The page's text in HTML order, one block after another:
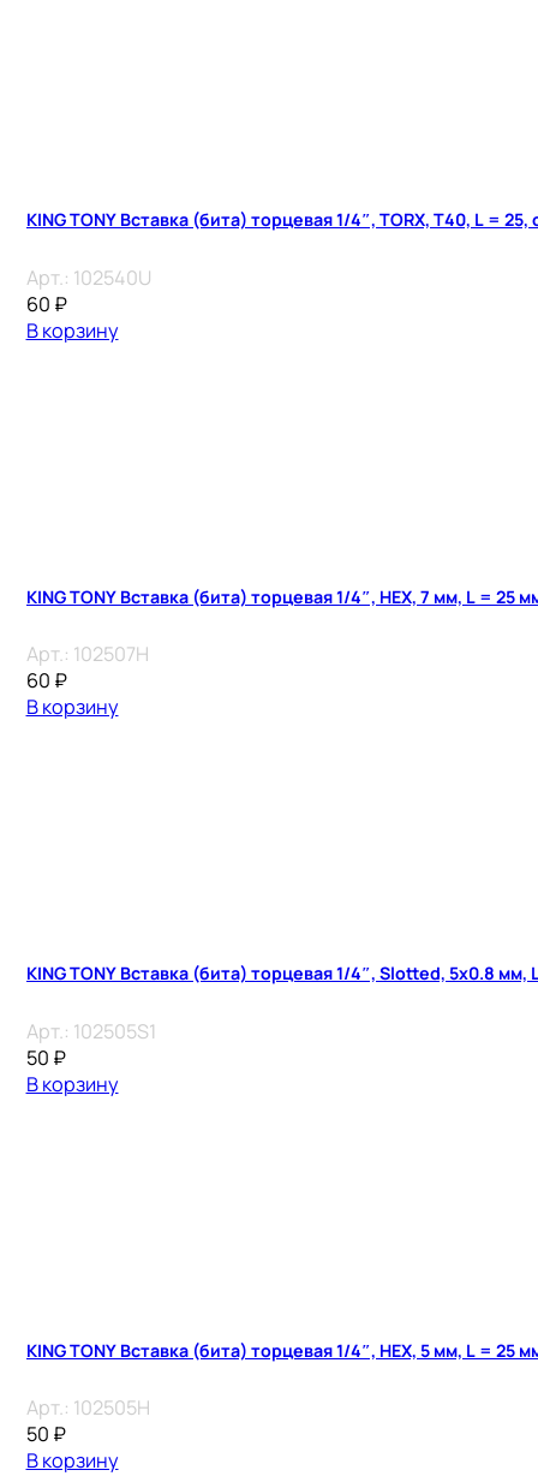
KING TONY Вставка (бита) торцевая 1/4″, TORX, T40, L =
Арт.: 102540U
60 ₽
В корзину
KING TONY Вставка (бита) торцевая 1/4″, HEX, 7 мм, L = 25
Арт.: 102507H
60 ₽
В корзину
KING TONY Вставка (бита) торцевая 1/4″, Slotted, 5х0.8 мм,
Арт.: 102505S1
50 ₽
В корзину
KING TONY Вставка (бита) торцевая 1/4″, HEX, 5 мм, L = 25
Арт.: 102505H
50 ₽
В корзину